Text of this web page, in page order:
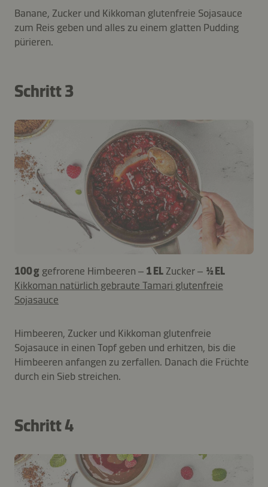
Banane, Zucker und Kikkoman glutenfreie Sojasauce
zum Reis geben und alles zu einem glatten Pudding
pürieren.
Schritt 3
100 g gefrorene Himbeeren – 1 EL Zucker – ½ EL
Kikkoman natürlich gebraute Tamari glutenfreie
Sojasauce
Himbeeren, Zucker und Kikkoman glutenfreie
Sojasauce in einen Topf geben und erhitzen, bis die
Himbeeren anfangen zu zerfallen. Danach die Früchte
durch ein Sieb streichen.
Schritt 4